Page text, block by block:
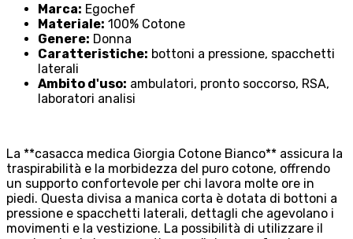
Marca: Egochef
Materiale: 100% Cotone
Genere: Donna
Caratteristiche: bottoni a pressione, spacchetti
laterali
Ambito d'uso: ambulatori, pronto soccorso, RSA,
laboratori analisi
La **casacca medica Giorgia Cotone Bianco** assicura la
traspirabilità e la morbidezza del puro cotone, offrendo
un supporto confortevole per chi lavora molte ore in
piedi. Questa divisa a manica corta è dotata di bottoni a
pressione e spacchetti laterali, dettagli che agevolano i
movimenti e la vestizione. La possibilità di utilizzare il